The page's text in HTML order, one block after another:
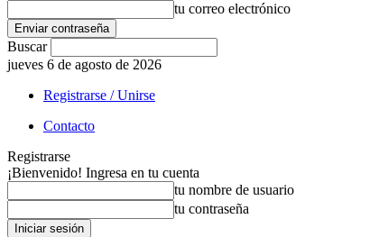
tu correo electrónico
Buscar
jueves 6 de agosto de 2026
Registrarse / Unirse
Contacto
Registrarse
¡Bienvenido! Ingresa en tu cuenta
tu nombre de usuario
tu contraseña